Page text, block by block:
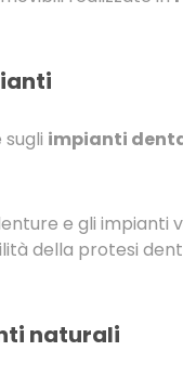
impianti
e gli impianti
della protesi
naturali